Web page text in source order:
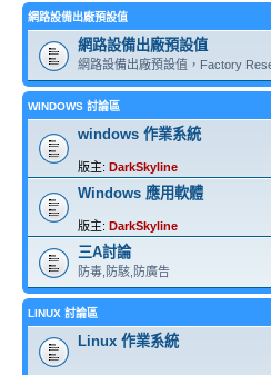
網路設備出廠預設值
網路設備出廠預設值
網路設備出廠預設值，Factory
WINDOWS 討論區
windows 作業系統
版主: DarkSkyline
Windows 應用軟體
版主: DarkSkyline
三A討論
防毒,防駭,防廣告
LINUX 討論區
Linux 作業系統